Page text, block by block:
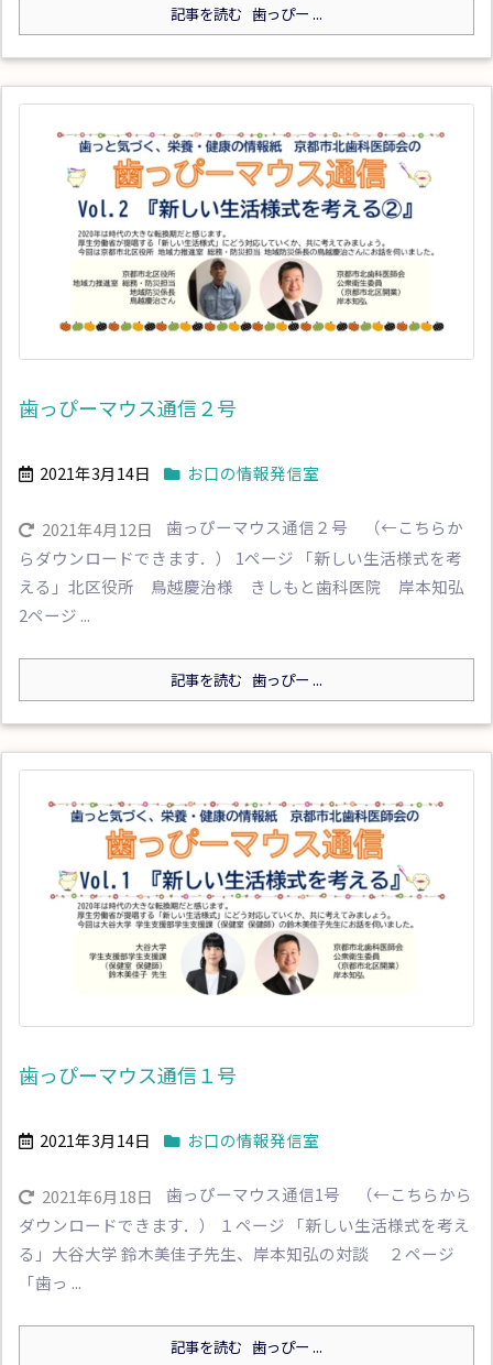
記事を読む 歯っぴー ...
歯っぴーマウス通信２号
2021年3月14日 お口の情報発信室
2021年4月12日
歯っぴーマウス通信２号 （←こちらか
らダウンロードできます．） 1ページ 「新しい生活様式を考
える」北区役所 鳥越慶治様 きしもと歯科医院 岸本知弘
2ページ ...
記事を読む 歯っぴー ...
歯っぴーマウス通信１号
2021年3月14日 お口の情報発信室
2021年6月18日
歯っぴーマウス通信1号 （←こちらから
ダウンロードできます．） １ページ 「新しい生活様式を考え
る」大谷大学 鈴木美佳子先生、岸本知弘の対談 ２ページ
「歯っ ...
記事を読む 歯っぴー ...